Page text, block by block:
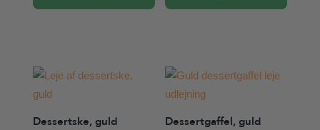
Dessertske, guld Dessertgaffel, guld